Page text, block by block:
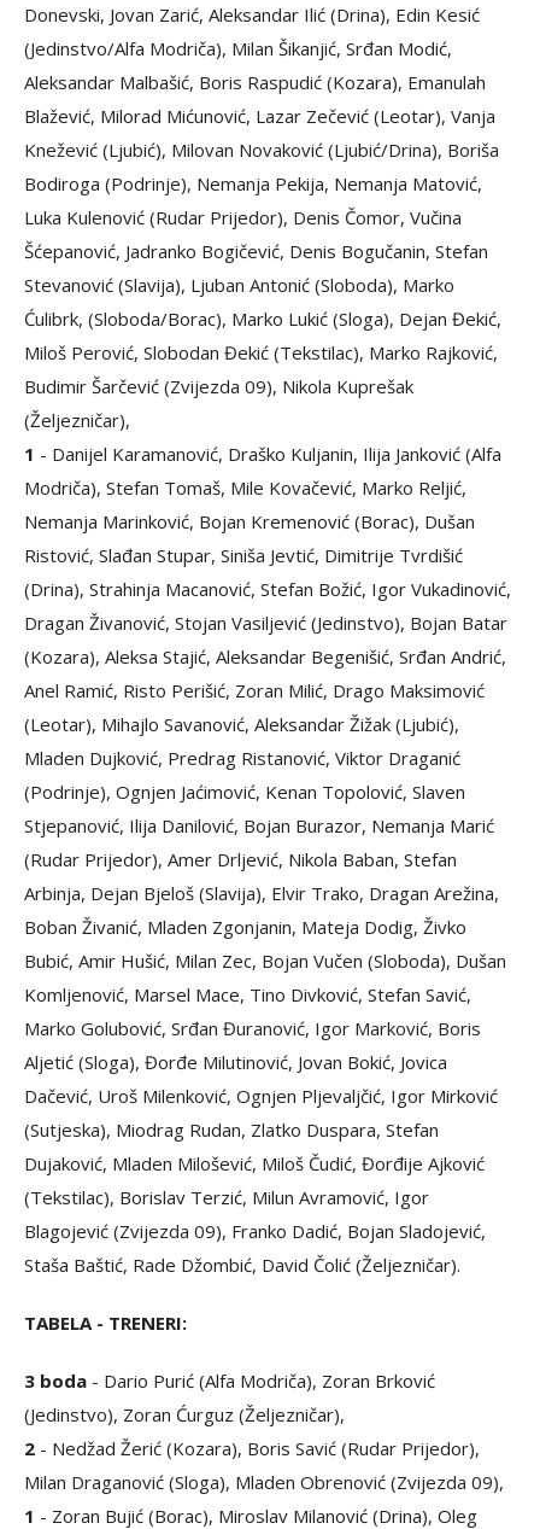
Donevski, Jovan Zarić, Aleksandar Ilić (Drina), Edin Kesić
(Jedinstvo/Alfa Modriča), Milan Šikanjić, Srđan Modić,
Aleksandar Malbašić, Boris Raspudić (Kozara), Emanulah
Blažević, Milorad Mićunović, Lazar Zečević (Leotar), Vanja
Knežević (Ljubić), Milovan Novaković (Ljubić/Drina), Boriša
Bodiroga (Podrinje), Nemanja Pekija, Nemanja Matović,
Luka Kulenović (Rudar Prijedor), Denis Čomor, Vučina
Šćepanović, Jadranko Bogičević, Denis Bogučanin, Stefan
Stevanović (Slavija), Ljuban Antonić (Sloboda), Marko
Ćulibrk, (Sloboda/Borac), Marko Lukić (Sloga), Dejan Đekić,
Miloš Perović, Slobodan Đekić (Tekstilac), Marko Rajković,
Budimir Šarčević (Zvijezda 09), Nikola Kuprešak
(Željezničar),
1 - Danijel Karamanović, Draško Kuljanin, Ilija Janković (Alfa
Modriča), Stefan Tomaš, Mile Kovačević, Marko Reljić,
Nemanja Marinković, Bojan Kremenović (Borac), Dušan
Ristović, Slađan Stupar, Siniša Jevtić, Dimitrije Tvrdišić
(Drina), Strahinja Macanović, Stefan Božić, Igor Vukadinović,
Dragan Živanović, Stojan Vasiljević (Jedinstvo), Bojan Batar
(Kozara), Aleksa Stajić, Aleksandar Begenišić, Srđan Andrić,
Anel Ramić, Risto Perišić, Zoran Milić, Drago Maksimović
(Leotar), Mihajlo Savanović, Aleksandar Žižak (Ljubić),
Mladen Dujković, Predrag Ristanović, Viktor Draganić
(Podrinje), Ognjen Jaćimović, Kenan Topolović, Slaven
Stjepanović, Ilija Danilović, Bojan Burazor, Nemanja Marić
(Rudar Prijedor), Amer Drljević, Nikola Baban, Stefan
Arbinja, Dejan Bjeloš (Slavija), Elvir Trako, Dragan Arežina,
Boban Živanić, Mladen Zgonjanin, Mateja Dodig, Živko
Bubić, Amir Hušić, Milan Zec, Bojan Vučen (Sloboda), Dušan
Komljenović, Marsel Mace, Tino Divković, Stefan Savić,
Marko Golubović, Srđan Đuranović, Igor Marković, Boris
Aljetić (Sloga), Đorđe Milutinović, Jovan Bokić, Jovica
Dačević, Uroš Milenković, Ognjen Pljevaljčić, Igor Mirković
(Sutjeska), Miodrag Rudan, Zlatko Duspara, Stefan
Dujaković, Mladen Milošević, Miloš Čudić, Đorđije Ajković
(Tekstilac), Borislav Terzić, Milun Avramović, Igor
Blagojević (Zvijezda 09), Franko Dadić, Bojan Sladojević,
Staša Baštić, Rade Džombić, David Čolić (Željezničar).
TABELA - TRENERI:
3 boda - Dario Purić (Alfa Modriča), Zoran Brković
(Jedinstvo), Zoran Ćurguz (Željezničar),
2 - Nedžad Žerić (Kozara), Boris Savić (Rudar Prijedor),
Milan Draganović (Sloga), Mladen Obrenović (Zvijezda 09),
1 - Zoran Bujić (Borac), Miroslav Milanović (Drina), Oleg